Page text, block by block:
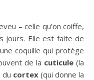
– celle qu’on coiffe,
jours. Elle est faite de
coquille qui protège
de la cuticule (la
du cortex (qui donne la